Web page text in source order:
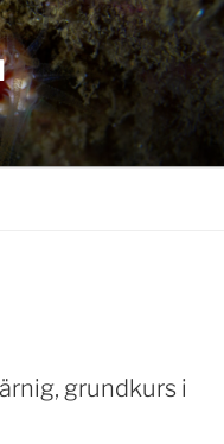
grundkurs i